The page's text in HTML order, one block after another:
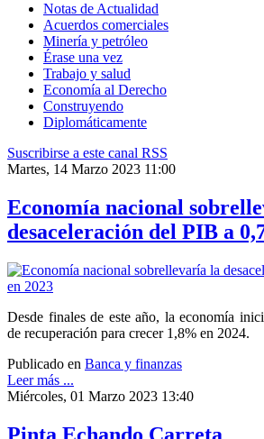
Notas de Actualidad
Acuerdos comerciales
Minería y petróleo
Érase una vez
Trabajo y salud
Economía al Derecho
Construyendo
Diplomáticamente
Suscribirse a este canal RSS
Martes, 14 Marzo 2023 11:00
Economía nacional
desaceleración del PIB a
Desde finales de este año, la economía
de recuperación para crecer 1,8% en 2024.
Publicado en Banca y finanzas
Leer más ...
Miércoles, 01 Marzo 2023 13:40